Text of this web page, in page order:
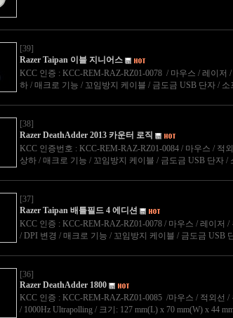
[39]
Razer Taipan 이블 지니어스
KCC 인증 : KCC-REM-RAZ-RZ01-0078 / 마우스 / 레이저
하 / 매크로 기능 / 꼬임방지 케이블 / 금도금 USB 단자 /
[38]
Razer DeathAdder 2013 카운터 로직
KCC 인증번호 : KCC-REM-RAZ-RZ01-0084 / 마우스 / 적
상하 / 매크로 기능 / 꼬임방지 케이블 / 금도금 USB 단자
[37]
Razer Taipan 배틀필드 4 에디션
KCC 인증 : KCC-REM-RAZ-RZ01-0078 / 마우스 / 레이저
/ DPI 변경 / 매크로 기능 / 꼬임방지 케이블 / 금도금 USB
[36]
Razer DeathAdder 1800
KCC 인증 : KCC-REM-RAZ-RZ01-0085 /마우스 / 적외선 /
/ 1000Hz Ultrapolling / 크기: 127 mm(L) x 70 mm(W) x 44